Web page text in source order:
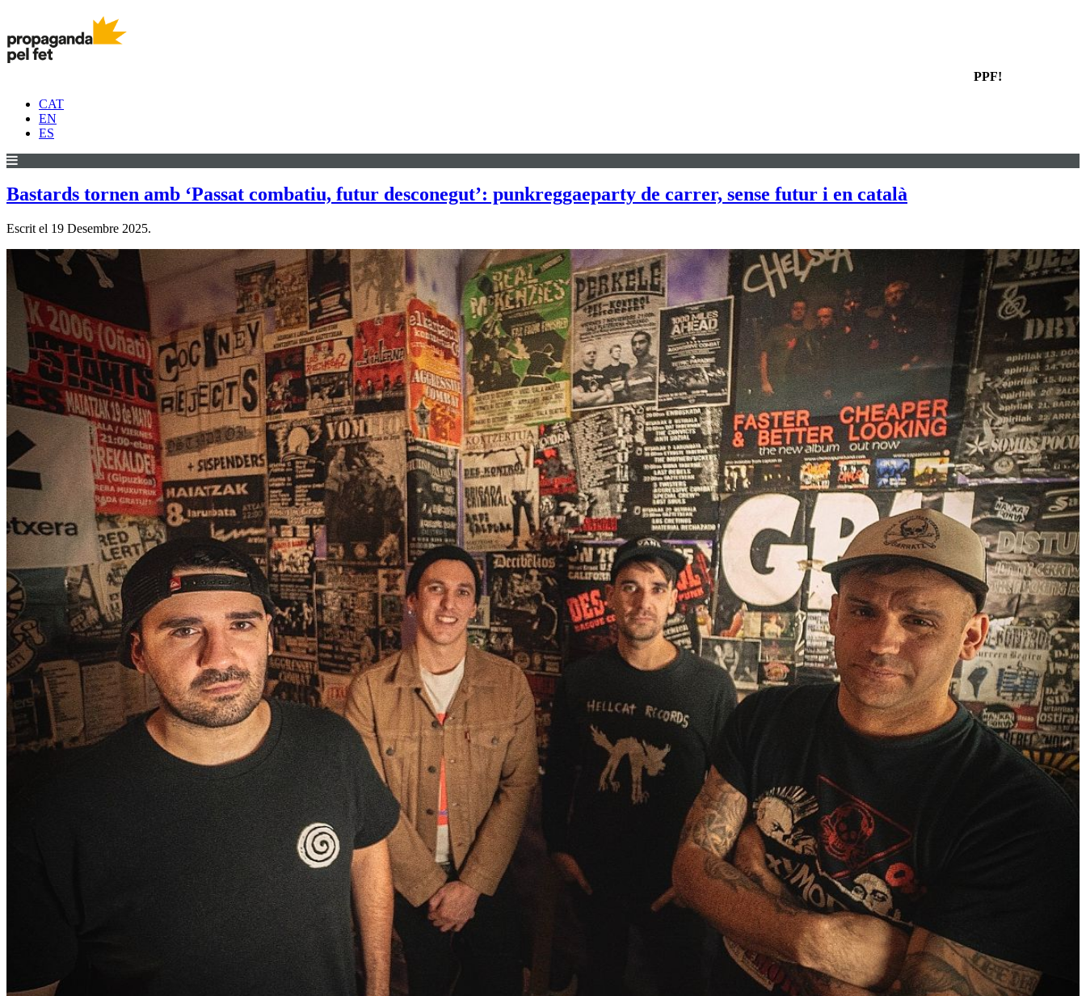
PPF!
CAT
EN
ES
Bastards tornen amb ‘Passat combatiu, futur desconegut’: punkreggaeparty de carrer, sense futur i en català
Escrit el 19 Desembre 2025.